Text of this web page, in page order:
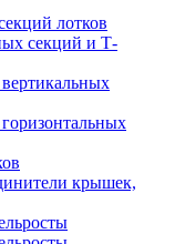
лотков
секций и Т-
крышек,